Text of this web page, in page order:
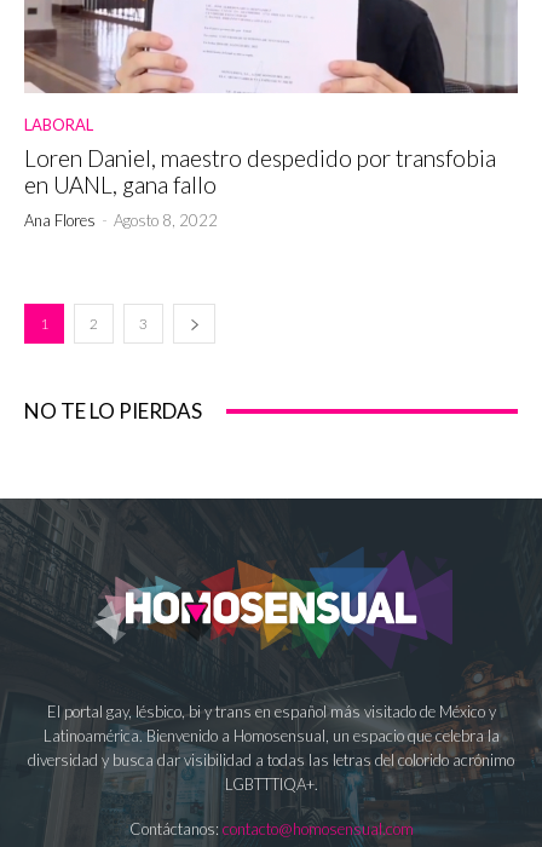
LABORAL
Loren Daniel, maestro despedido por transfobia
en UANL, gana fallo
Ana Flores - Agosto 8, 2022
1 2 3
NO TE LO PIERDAS
El portal gay, lésbico, bi y trans en español más visitado de México y
Latinoamérica. Bienvenido a Homosensual, un espacio que celebra la
diversidad y busca dar visibilidad a todas las letras del colorido acrónimo
LGBTTTIQA+.
Contáctanos: contacto@homosensual.com